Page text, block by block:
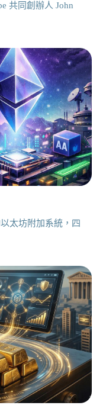
共同創辦人 John
太坊附加系統，四